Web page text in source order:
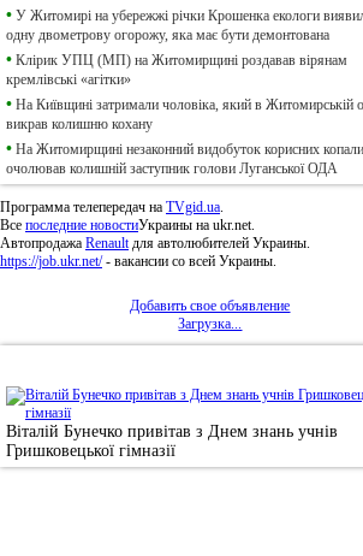
• У Житомирі на убережжі річки Крошенка екологи
одну двометрову огорожу, яка має бути демонтована
• Клірик УПЦ (МП) на Житомирщині роздавав вірянам
кремлівські «агітки»
• На Київщині затримали чоловіка, який в Житомирській
викрав колишню кохану
• На Житомирщині незаконний видобуток корисних
очолював колишній заступник голови Луганської ОДА
Программа телепередач на TVgid.ua.
Все последние новостиУкраины на ukr.net.
Автопродажа Renaultдля автолюбителей Украины.
https://job.ukr.net/- вакансии со всей Украины.
Добавить свое объявление
Загрузка...
Віталій Бунечко привітав з Днем знань учнів
Гришковецької гімназії